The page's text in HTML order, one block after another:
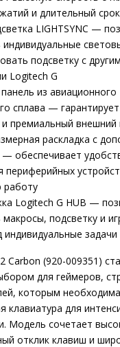
и длительный
LIGHTSYNC —
индивидуальные
подсветку с
Logitech G
из авиационного
сплава —
и премиальный внешний
раскладка с
обеспечивает
периферийных
Logitech G HUB —
макросы, подсветку и
задачи
Carbon (920-009351)
для геймеров,
которым
клавиатура для
Модель сочетает
отклик клавиш и